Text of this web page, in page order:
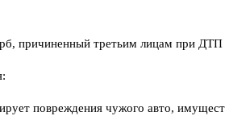
причиненный третьим лицам при ДТП
повреждения чужого авто,